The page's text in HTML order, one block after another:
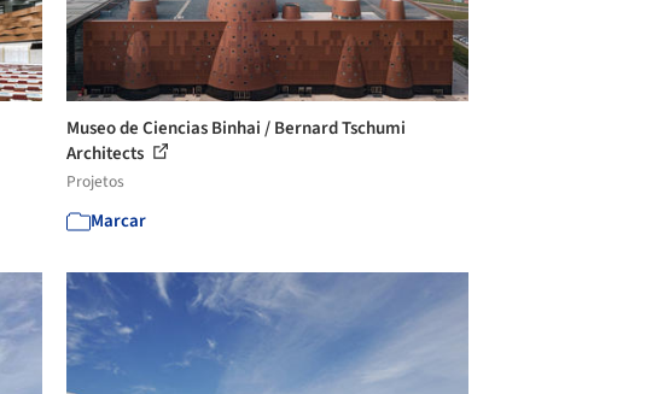
Museo de Ciencias Binhai / Bernard Tschumi
Architects
Projetos
Marcar